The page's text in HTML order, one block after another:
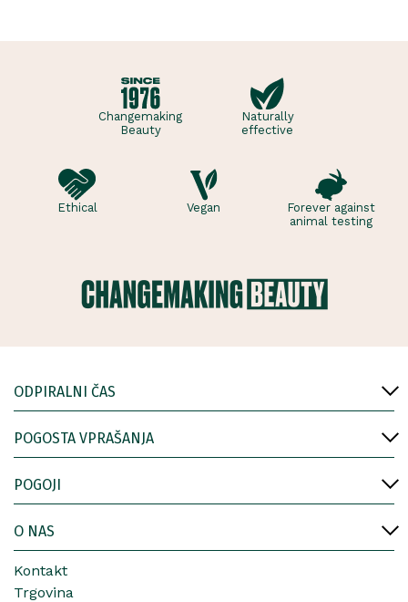
Changemaking
Beauty
Naturally
effective
Ethical Vegan
Forever against
animal testing
ODPIRALNI ČAS
POGOSTA VPRAŠANJA
POGOJI
O NAS
Kontakt
Trgovina